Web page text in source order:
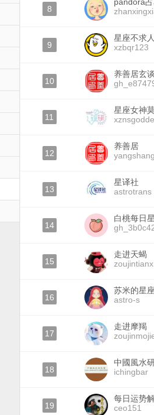
8
9
星座不求
xzbqr123
10
养善居玄
11
星座女神
12
养善居
13
星译社
astrotrans
14
白桃每日
15
走进天蝎
16
苏米的星
astro-s
17
走进摩羯
18
中國風水
ichingbar
19
每日运势
ceo151